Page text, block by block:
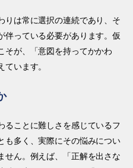
りは常に選択の連続であり、そ
伴っている必要があります。仮
そが、「意図を持ってかかわ
います。
ることに難しさを感じているフ
も多く、実際にその悩みについ
せん。例えば、「正解を出さな